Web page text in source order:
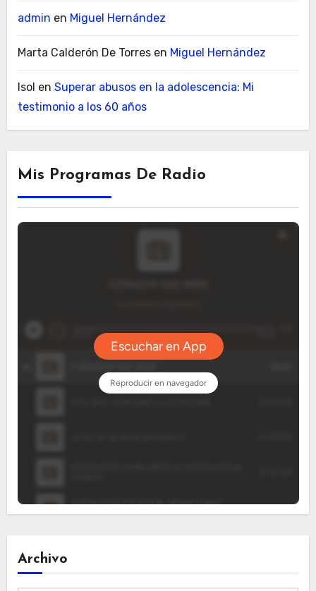
admin en Miguel Hernández
Marta Calderón De Torresen Miguel Hernández
Isol en Superar abusos en la adolescencia: Mi
testimonio a los 60 años
Mis Programas De Radio
Archivo